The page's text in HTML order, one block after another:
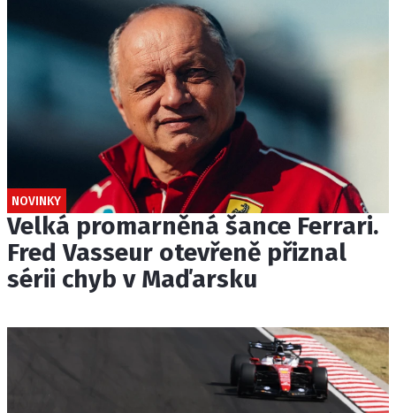
NOVINKY
Velká promarněná šance Ferrari.
Fred Vasseur otevřeně přiznal
sérii chyb v Maďarsku